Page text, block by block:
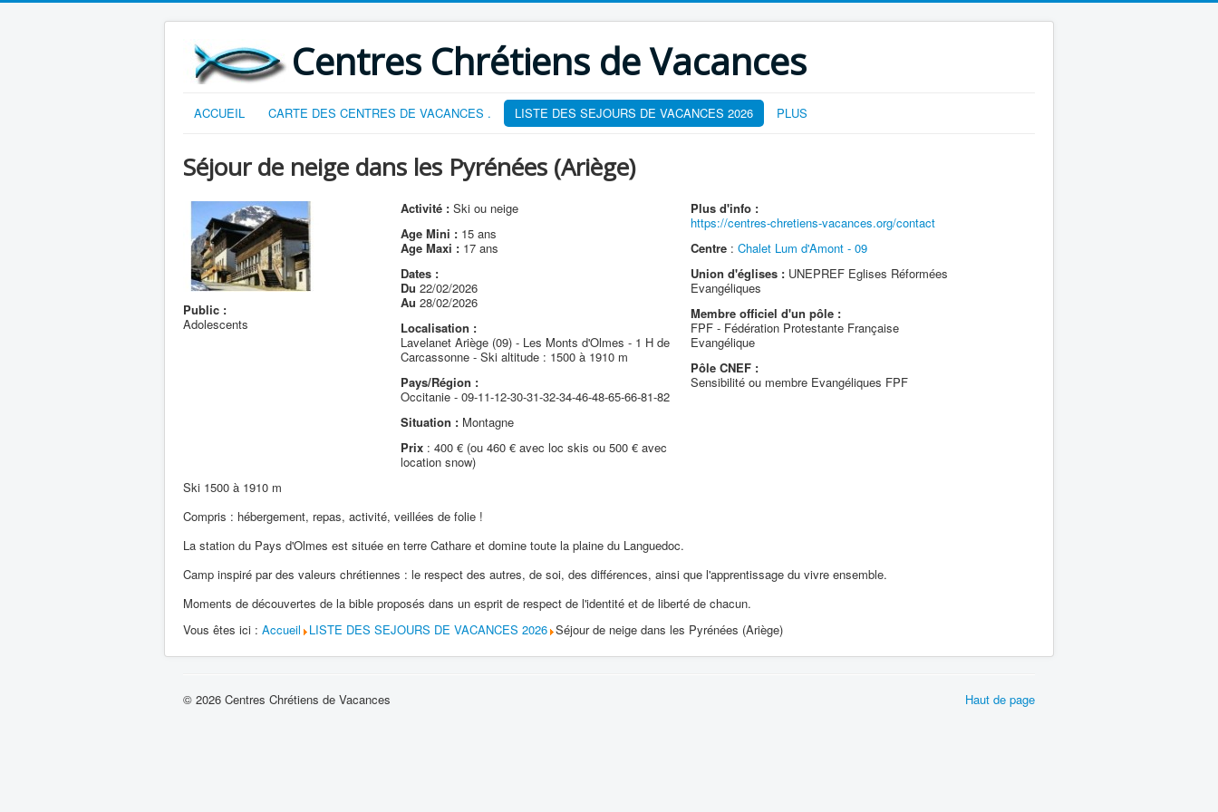
Centres Chrétiens de Vacances
ACCUEIL CARTE DES CENTRES DE VACANCES . LISTE DES SEJOURS DE VACANCES 2026 PLUS
Séjour de neige dans les Pyrénées (Ariège)
Public :
Adolescents
Activité : Ski ou neige
Age Mini : 15 ans
Age Maxi : 17 ans
Dates :
Du 22/02/2026
Au 28/02/2026
Localisation :
Lavelanet Ariège (09) - Les Monts d'Olmes - 1 H de
Carcassonne - Ski altitude : 1500 à 1910 m
Pays/Région :
Occitanie - 09-11-12-30-31-32-34-46-48-65-66-81-82
Situation : Montagne
Prix : 400 € (ou 460 € avec loc skis ou 500 € avec
location snow)
Plus d'info :
https://centres-chretiens-vacances.org/contact
Centre : Chalet Lum d'Amont - 09
Union d'églises : UNEPREF Eglises Réformées
Evangéliques
Membre officiel d'un pôle :
FPF - Fédération Protestante Française
Evangélique
Pôle CNEF :
Sensibilité ou membre Evangéliques FPF
Ski 1500 à 1910 m
Compris : hébergement, repas, activité, veillées de folie !
La station du Pays d'Olmes est située en terre Cathare et domine toute la plaine du Languedoc.
Camp inspiré par des valeurs chrétiennes : le respect des autres, de soi, des différences, ainsi que l'apprentissage du vivre ensemble.
Moments de découvertes de la bible proposés dans un esprit de respect de l'identité et de liberté de chacun.
Vous êtes ici : Accueil LISTE DES SEJOURS DE VACANCES 2026 Séjour de neige dans les Pyrénées (Ariège)
Haut de page
© 2026 Centres Chrétiens de Vacances